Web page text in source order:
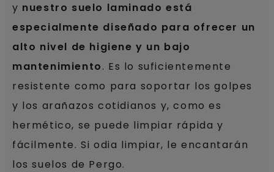
y nuestro suelo laminado está
especialmente diseñado para ofrecer un
alto nivel de higiene y un bajo
mantenimiento. Es lo suficientemente
resistente como para soportar los golpes
y los arañazos cotidianos y, como es
hermético, se puede limpiar rápida y
fácilmente. Si odia limpiar, le encantarán
los suelos de Pergo.